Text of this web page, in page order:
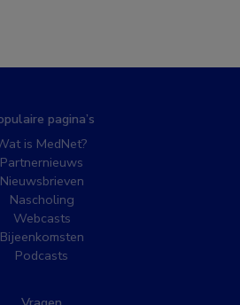
pagina’s
is MedNet?
Partnernieuws
Nieuwsbrieven
Nascholing
Webcasts
Bijeenkomsten
Podcasts